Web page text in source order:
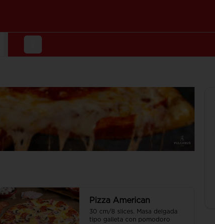
Pizza American
30 cm/8 slices. Masa delgada
tipo galleta con pomodoro